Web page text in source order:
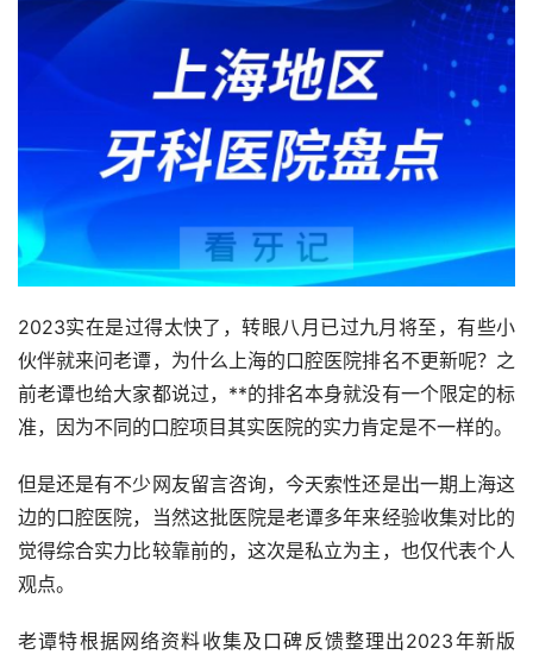
2023实在是过得太快了，转眼八月已过九月将至，有些小
伙伴就来问老谭，为什么上海的口腔医院排名不更新呢？之
前老谭也给大家都说过，**的排名本身就没有一个限定的标
准，因为不同的口腔项目其实医院的实力肯定是不一样的。
但是还是有不少网友留言咨询，今天索性还是出一期上海这
边的口腔医院，当然这批医院是老谭多年来经验收集对比的
觉得综合实力比较靠前的，这次是私立为主，也仅代表个人
观点。
老谭特根据网络资料收集及口碑反馈整理出2023年新版